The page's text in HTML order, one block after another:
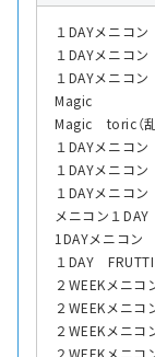
１DAYメニコ
１DAYメニコ
１DAYメニコ
Magic
Magic toric（乱
１DAYメニコ
１DAYメニコ
１DAYメニコ
メニコン１DAY
1DAYメニコ
１DAY
２WEEKメニ
２WEEKメニ
２WEEKメニ
２WEEKメニ